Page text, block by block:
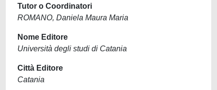
Tutor o Coordinatori
ROMANO, Daniela Maura Maria
Nome Editore
Università degli studi di Catania
Città Editore
Catania